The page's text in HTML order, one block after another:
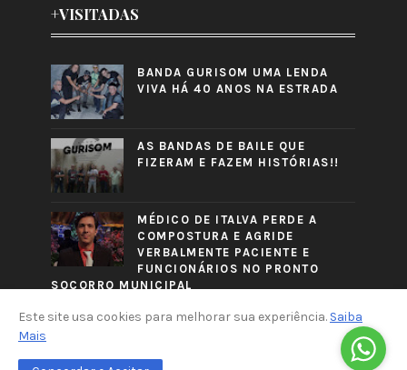
+VISITADAS
BANDA GURISOM UMA LENDA
VIVA HÁ 40 ANOS NA ESTRADA
AS BANDAS DE BAILE QUE
FIZERAM E FAZEM HISTÓRIAS!!
MÉDICO DE ITALVA PERDE A
COMPOSTURA E AGRIDE
VERBALMENTE PACIENTE E
FUNCIONÁRIOS NO PRONTO
SOCORRO MUNICIPAL
Este site usa cookies para melhorar sua experiência. Saiba
Mais